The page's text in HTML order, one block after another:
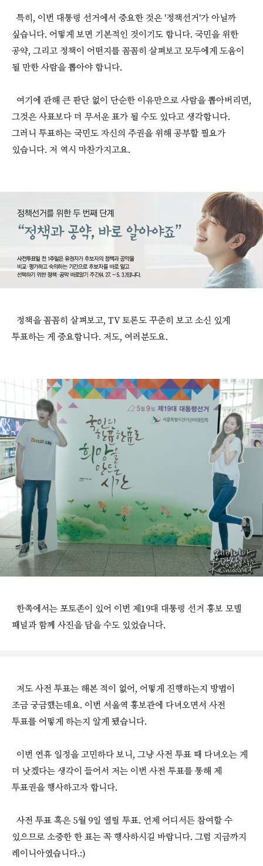
특히, 이번 대통령 선거에서 중요한 것은 '정책선거'가 아닐까
싶습니다. 어떻게 보면 기본적인 것이기도 합니다. 국민을 위한
공약, 그리고 정책이 어떤지를 꼼꼼히 살펴보고 모두에게 도움이
될 만한 사람을 뽑아야 합니다.
여기에 관해 큰 판단 없이 단순한 이유만으로 사람을 뽑아버리면,
그것은 사표보다 더 무서운 표가 될 수도 있다고 생각합니다.
그러니 투표하는 국민도 자신의 주권을 위해 공부할 필요가
있습니다. 저 역시 마찬가지고요.
정책을 꼼꼼히 살펴보고, TV 토론도 꾸준히 보고 소신 있게
투표하는 게 중요합니다. 저도, 여러분도요.
한쪽에서는 포토존이 있어 이번 제19대 대통령 선거 홍보 모델
패널과 함께 사진을 담을 수도 있었습니다.
저도 사전 투표는 해본 적이 없어, 어떻게 진행하는지 방법이
조금 궁금했는데요. 이번 서울역 홍보관에 다녀오면서 사전
투표를 어떻게 하는지 알게 됐습니다.
이번 연휴 일정을 고민하다 보니, 그냥 사전 투표 때 다녀오는 게
더 낫겠다는 생각이 들어서 저는 이번 사전 투표를 통해 제
투표권을 행사하고자 합니다.
사전 투표 혹은 5월 9일 열릴 투표. 언제 어디서든 참여할 수
있으므로 소중한 한 표는 꼭 행사하시길 바랍니다. 그럼 지금까지
레이니아였습니다.:)